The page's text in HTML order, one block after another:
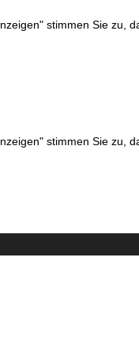
stimmen Sie zu,
stimmen Sie zu,